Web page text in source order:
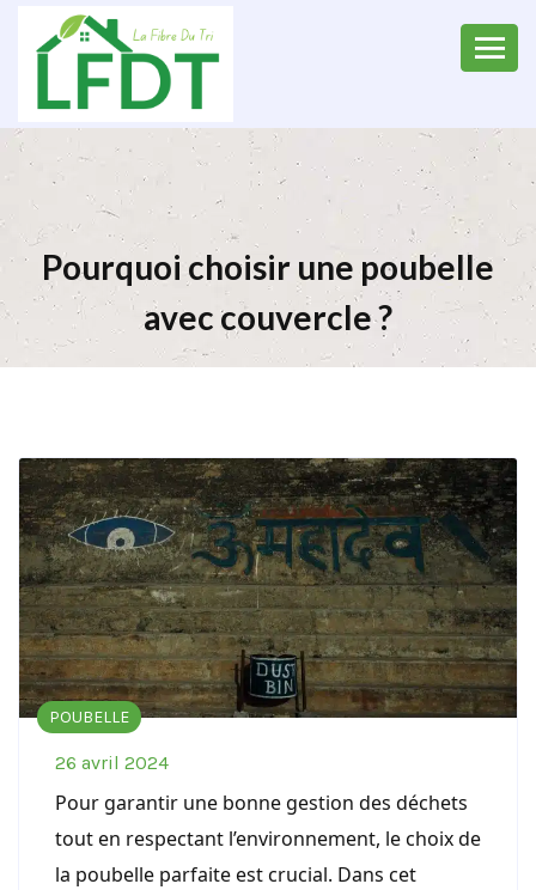
Pourquoi choisir une poubelle
avec couvercle ?
POUBELLE
26 avril 2024
Pour garantir une bonne gestion des déchets
tout en respectant l’environnement, le choix de
la poubelle parfaite est crucial. Dans cet